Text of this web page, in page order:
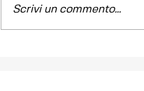
Scrivi un commento...